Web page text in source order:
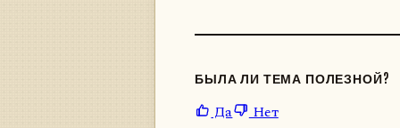
БЫЛА ЛИ ТЕМА ПОЛЕЗНОЙ?
Да Нет